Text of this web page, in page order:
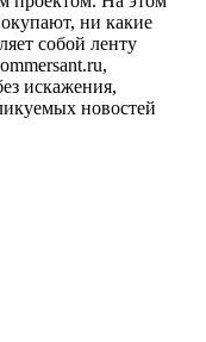
ни какие
собой ленту
искажения,
новостей